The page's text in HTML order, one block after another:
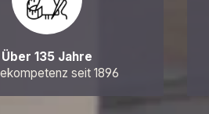
Über 135 Jahre
seit 1896